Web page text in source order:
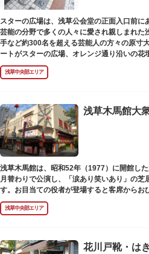
スターの広場は、浅草公会堂の正面入口前に
芸能の分野で多くの人々に愛され親しまれた
手など約300名を超える芸能人の方々の原寸
ートがスターの広場、オレンジ通り沿いの花
親しまれています。
浅草中央部エリア
浅草木馬館大
浅草木馬館は、昭和52年（1977）に開館し
月替わりで公演し、「涙あり笑いあり」の芝
す。お目当ての役者が登場すると客席からお
浅草中央部エリア
花川戸靴・は